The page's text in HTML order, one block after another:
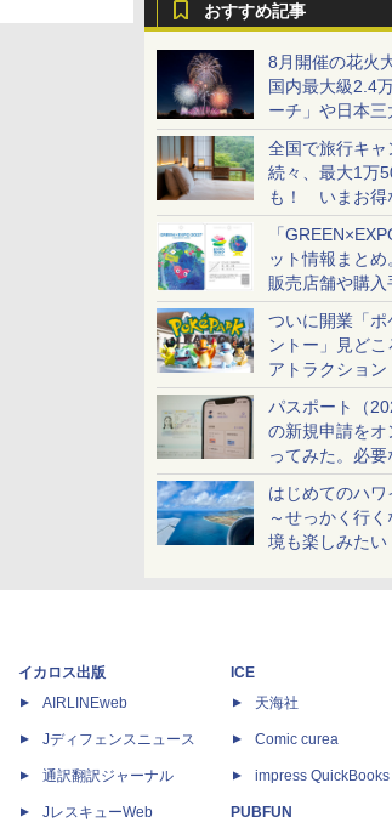
おすすめ記事
8月開催の花火
国内最大級2.4
ーチ」や日本三
ど大型イベント
全国で旅行キャ
続々、最大1万
も！ いまお得
め
「
ット情報まと
販売店舗や購入
ケットも解説
ついに開業「ポ
ントー」見どこ
アトラクション
配・来場前に
パスポート（
の新規申請を
ってみた。必要
ホとマイナカー
はじめてのハワ
～せっかく行
境も楽しみたい
イカロス出版
AIRLINEweb
Jディフェンスニュース
通訳翻訳ジャーナル
JレスキューWeb
ICE
天海社
Comic curea
impress QuickBooks
PUBFUN